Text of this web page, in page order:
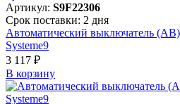
Артикул: S9F22306
Срок поставки: 2 дня
Автоматический выключатель
Systeme9
3 117 ₽
В корзинy